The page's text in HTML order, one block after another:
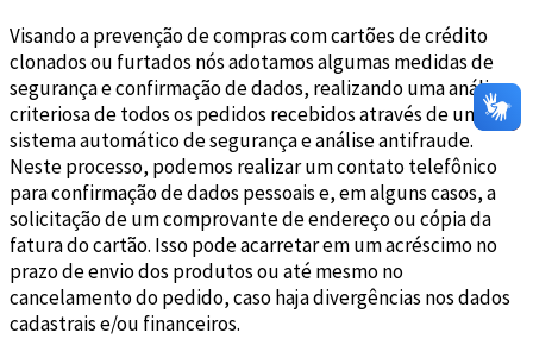
Visando a prevenção de compras com cartões de crédito
clonados ou furtados nós adotamos algumas medidas de
segurança e confirmação de dados, realizando uma análise
criteriosa de todos os pedidos recebidos através de um
sistema automático de segurança e análise antifraude.
Neste processo, podemos realizar um contato telefônico
para confirmação de dados pessoais e, em alguns casos, a
solicitação de um comprovante de endereço ou cópia da
fatura do cartão. Isso pode acarretar em um acréscimo no
prazo de envio dos produtos ou até mesmo no
cancelamento do pedido, caso haja divergências nos dados
cadastrais e/ou financeiros.